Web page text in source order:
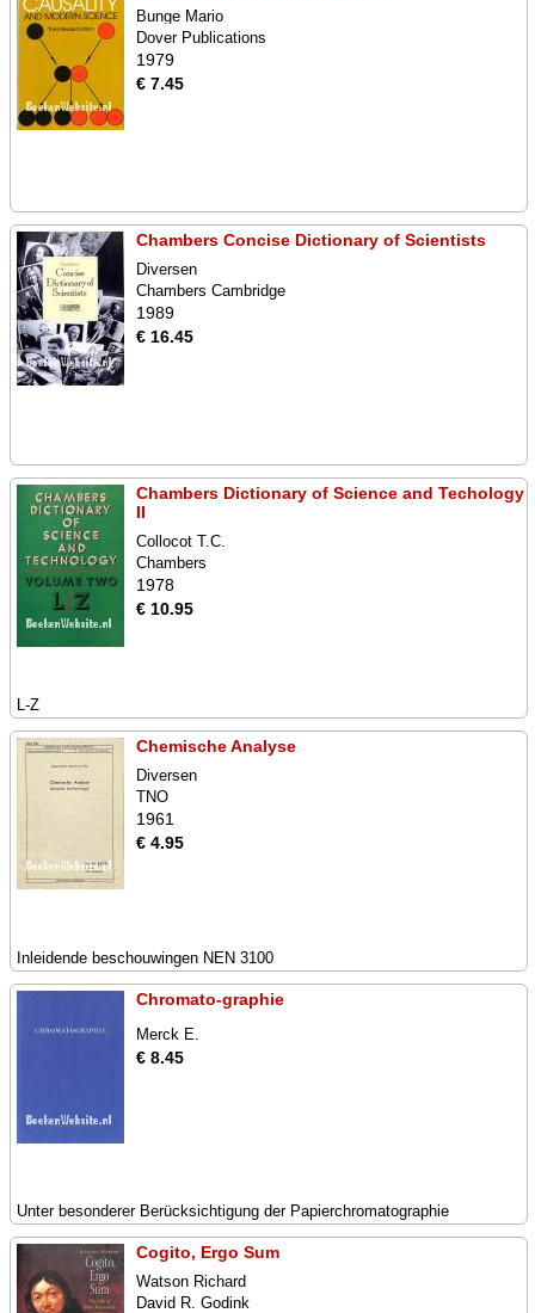
Bunge Mario
Dover Publications
1979
€ 7.45
Chambers Concise Dictionary of Scientists
Diversen
Chambers Cambridge
1989
€ 16.45
Chambers Dictionary of Science and Techology
II
Collocot T.C.
Chambers
1978
€ 10.95
L-Z
Chemische Analyse
Diversen
TNO
1961
€ 4.95
Inleidende beschouwingen NEN 3100
Chromato-graphie
Merck E.
€ 8.45
Unter besonderer Berücksichtigung der Papierchromatographie
Cogito, Ergo Sum
Watson Richard
David R. Godink